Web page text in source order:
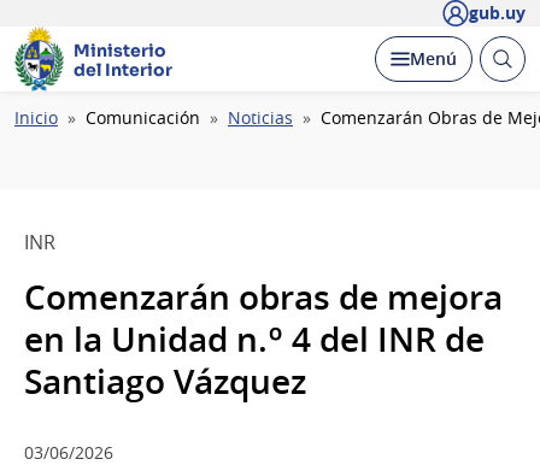
gub.uy
Ministerio
del Interior
Desplegar
Menú Abrir
Ruta
Inicio Comunicación Noticias Comenzarán Obras de
INR
Comenzarán obras de mejora
en la Unidad n.º 4 del INR de
Santiago Vázquez
03/06/2026